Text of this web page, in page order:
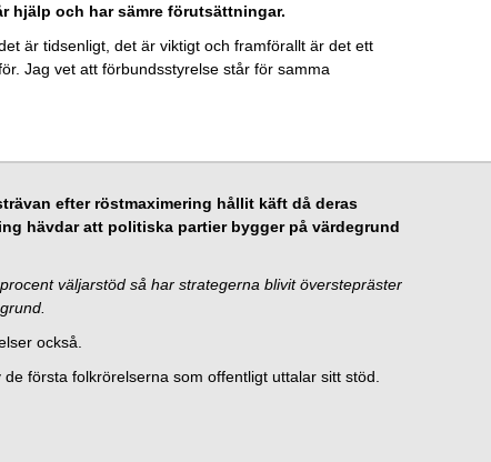
hjälp och har sämre förutsättningar.
är tidsenligt, det är viktigt och framförallt är det ett
Jag vet att förbundsstyrelse står för samma
efter röstmaximering hållit käft då deras
hävdar att politiska partier bygger på värdegrund
väljarstöd så har strategerna blivit överstepräster
också.
första folkrörelserna som offentligt uttalar sitt stöd.